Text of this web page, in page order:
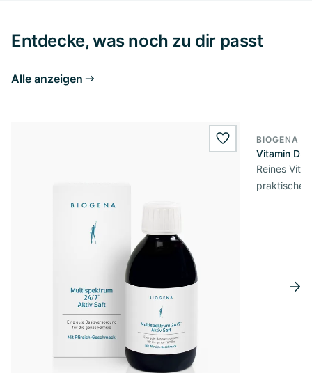
Entdecke, was noch zu dir passt
Alle anzeigen
wishlist.add
BIOGENA
Vitamin D3
Reines
praktischer